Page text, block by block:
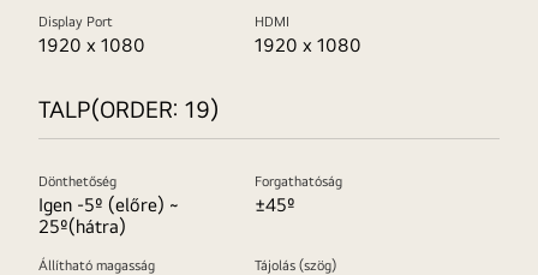
Display Port
1920 x 1080
HDMI
1920 x 1080
TALP(ORDER: 19)
Dönthetőség
Igen -5º (előre) ~
25º(hátra)
Forgathatóság
±45º
Állítható magasság Tájolás (szög)